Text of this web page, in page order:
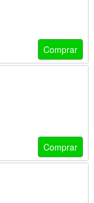
Comprar
Comprar